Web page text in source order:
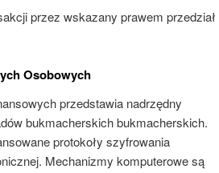
przez wskazany prawem przedział
Osobowych
przedstawia nadrzędny
bukmacherskich bukmacherskich.
protokoły szyfrowania
Mechanizmy komputerowe są